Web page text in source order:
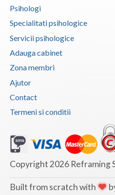
Psihologi
Specialitati psihologice
Servicii psihologice
Adauga cabinet
Zona membri
Ajutor
Contact
Termeni si conditii
Copyright 2026 Reframing
Built from scratch with